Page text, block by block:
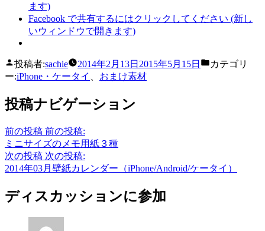
ます)
Facebook で共有するにはクリックしてください (新し
いウィンドウで開きます)
投稿者:sachie 2014年2月13日 2015年5月15日
カテゴリ
ー:iPhone・ケータイ おまけ素材
投稿ナビゲーション
前の投稿 前の投稿:
ミニサイズのメモ用紙３種
次の投稿 次の投稿:
2014年03月壁紙カレンダー（iPhone/Android/ケータイ）
ディスカッションに参加